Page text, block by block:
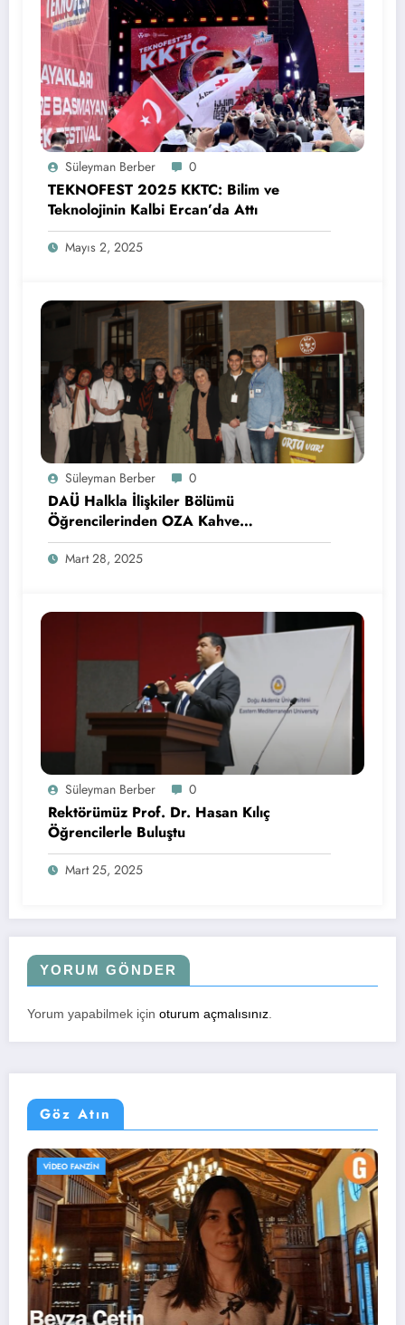
Süleyman Berber 0
TEKNOFEST 2025 KKTC: Bilim ve
Teknolojinin Kalbi Ercan’da Attı
Mayıs 2, 2025
Süleyman Berber 0
DAÜ Halkla İlişkiler Bölümü
Öğrencilerinden OZA Kahve
Sponsorluğunda Lezzetli Bir Etkinlik
Mart 28, 2025
Süleyman Berber 0
Rektörümüz Prof. Dr. Hasan Kılıç
Öğrencilerle Buluştu
Mart 25, 2025
YORUM GÖNDER
Yorum yapabilmek için oturum açmalısınız
Göz Atın
UZMAN KÖŞESI WEB TV PROGRAMLARI